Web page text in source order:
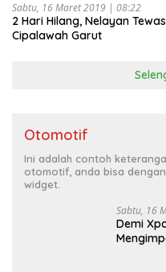
Sabtu, 16 Maret 2019 | 08:22
2 Hari Hilang, Nelayan
Cipalawah Garut
Otomotif
Ini adalah contoh
otomotif, anda bisa
widget.
Sabtu, 16
Demi